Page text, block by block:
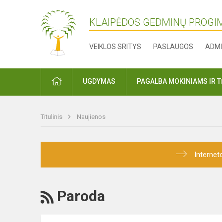
KLAIPĖDOS GEDMINŲ
VEIKLOS SRITYS PASLAUGOS
PRADŽIAUGDYMAS PAGALBA MOKINIAMS IR
Titulinis Naujienos
RSS
Paroda